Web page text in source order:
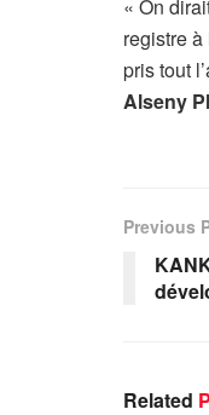
« On
registre
pris tout
Alseny
Previous
Related